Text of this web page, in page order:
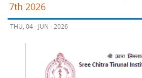
7th 2026
THU, 04 - JUN - 2026